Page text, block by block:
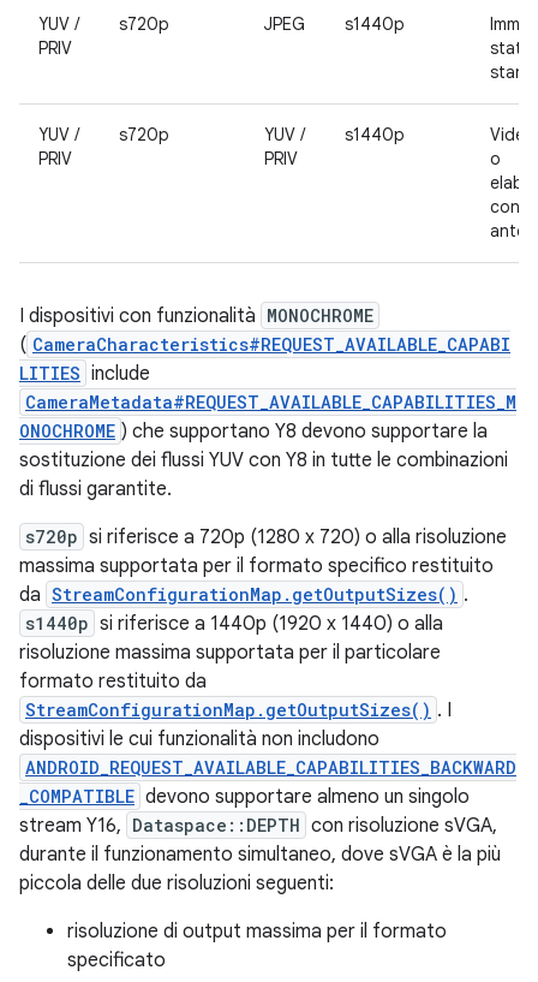
YUV /
PRIV
s720p JPEG s1440p
YUV /
PRIV
s720p
YUV /
PRIV
s1440p
o
con
I dispositivi con funzionalità MONOCHROME
( CameraCharacteristics#REQUEST_AVAILABLE_CAPABI
LITIES include
CameraMetadata#REQUEST_AVAILABLE_CAPABILITIES_M
ONOCHROME ) che supportano Y8 devono supportare la
sostituzione dei flussi YUV con Y8 in tutte le combinazioni
di flussi garantite.
s720p si riferisce a 720p (1280 x 720) o alla risoluzione
massima supportata per il formato specifico restituito
da StreamConfigurationMap.getOutputSizes() .
s1440p si riferisce a 1440p (1920 x 1440) o alla
risoluzione massima supportata per il particolare
formato restituito da
StreamConfigurationMap.getOutputSizes() . I
dispositivi le cui funzionalità non includono
ANDROID_REQUEST_AVAILABLE_CAPABILITIES_BACKWARD
_COMPATIBLE devono supportare almeno un singolo
stream Y16, Dataspace::DEPTH con risoluzione sVGA,
durante il funzionamento simultaneo, dove sVGA è la più
piccola delle due risoluzioni seguenti:
risoluzione di output massima per il formato
specificato